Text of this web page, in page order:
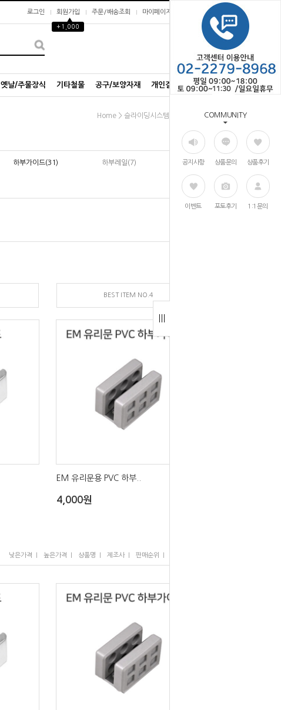
COMMUNITY
공지사항 상품문의 상품후기
이벤트 포토후기 1:1문의
로그인 회원가입
▲
+1,000
주문/배송조회 마이페이지
옛날/주물장식 기타철물 공구/보양자재 개인결제창
Home > 슬라이딩시스템 하부가이드
하부가이드(31) 하부레일(7)
BEST ITEM NO.4
EM 유리문용 PVC 하부..
4,000원
낮은가격 높은가격 상품명 제조사I 판매순위